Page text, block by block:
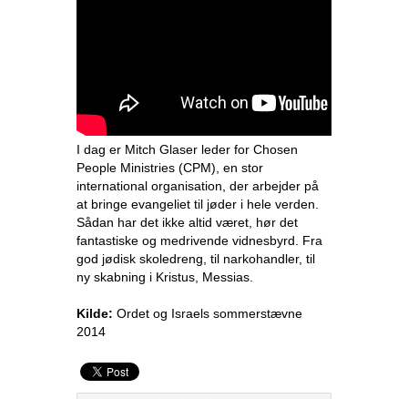
I dag er Mitch Glaser leder for Chosen
People Ministries (CPM), en stor
international organisation, der arbejder på
at bringe evangeliet til jøder i hele verden.
Sådan har det ikke altid været, hør det
fantastiske og medrivende vidnesbyrd. Fra
god jødisk skoledreng, til narkohandler, til
ny skabning i Kristus, Messias.
Kilde: Ordet og Israels sommerstævne
2014